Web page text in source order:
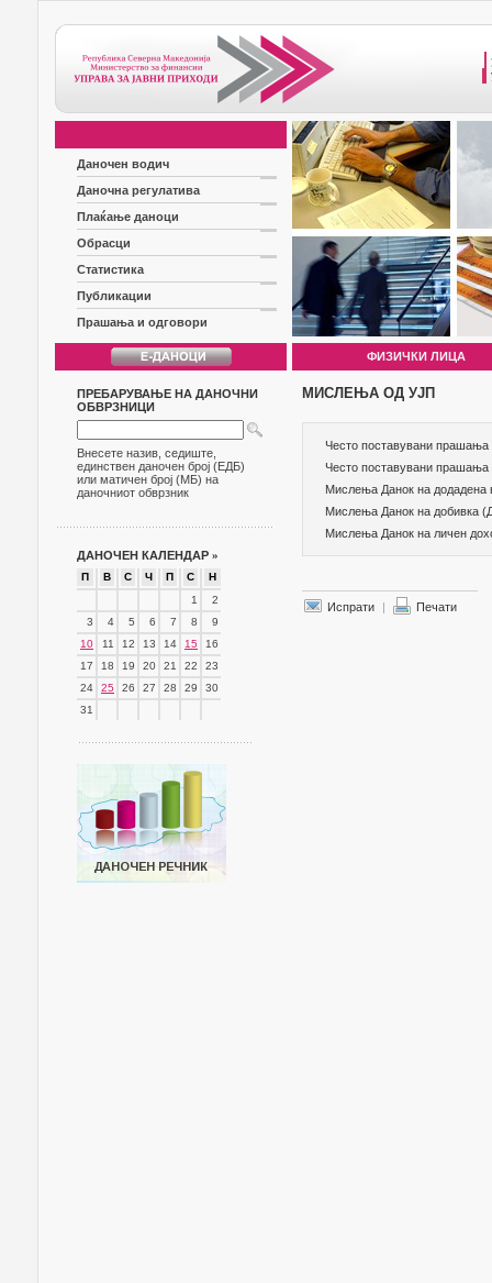
Даночен водич
Даночна регулатива
Плаќање даноци
Обрасци
Статистика
Публикации
Прашања и одговори
ФИЗИЧКИ ЛИЦА
ПРЕБАРУВАЊЕ НА ДАНОЧНИ
ОБВРЗНИЦИ
Внесете назив, седиште,
единствен даночен број (ЕДБ)
или матичен број (МБ) на
даночниот обврзник
ДАНОЧЕН КАЛЕНДАР »
П В С Ч П С
Н
1
2
3
4 5 6 7 8
9
10
11 12 13 14 15
16
17
18 19 20 21 22
23
24
25 26 27 28 29
30
31
МИСЛЕЊА ОД УЈП
Често поставувани прашања
Често поставувани прашања
Мислења Данок на додадена
Мислења Данок на добивка
Мислења Данок на личен
Испрати | Печати